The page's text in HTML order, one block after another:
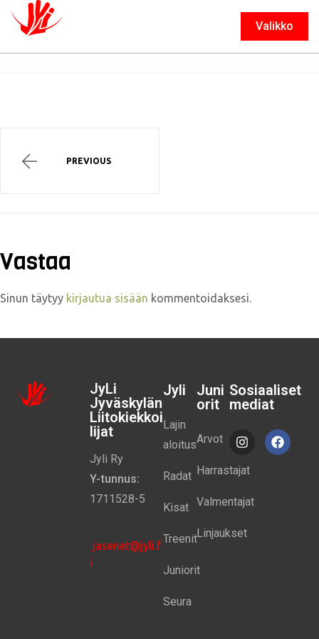
Valikko
Sulje
PREVIOUS
Vastaa
Sinun täytyy kirjautua sisään kommentoidaksesi.
JyLi
Jyväskylän
Liitokiekkoi
lijat
Jyli Ry
Y-tunnus:
1711528-5
jasenet@jyli.f
i
Jyli
Lajin
aloitus
Radat
Kisat
Treenit
Juniorit
Seura
Juni
orit
Arvot
Harrastajat
Valmentajat
Linjaukset
Sosiaaliset
mediat